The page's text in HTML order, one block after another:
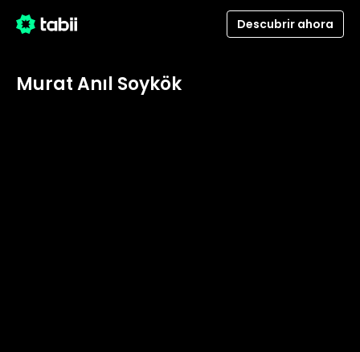
Descubrir ahora
Murat Anıl Soykök